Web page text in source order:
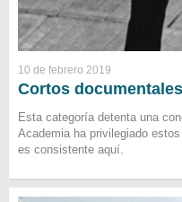
10 de febrero 2019
Cortos
Esta categoría detenta una
Academia ha privilegiado
es consistente aquí.